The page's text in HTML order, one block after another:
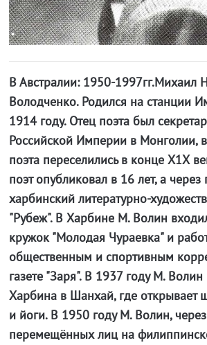
В Австралии: 1950-1997гг.Михаил
Володченко. Родился на станции
1914 году. Отец поэта был
Российской Империи в Монголии,
поэта переселились в конце Х1Х
поэт опубликовал в 16 лет, а через
харбинский литературно-
"Рубеж". В Харбине М. Волин
кружок "Молодая Чураевка" и
общественным и спортивным
газете "Заря". В 1937 году М. Волин
Харбина в Шанхай, где открывает
и йоги. В 1950 году М. Волин,
перемещённых лиц на